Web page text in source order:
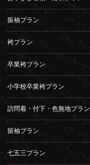
振袖プラン
袴プラン
卒業袴プラン
小学校卒業袴プラン
訪問着・付下・色無地プラン
留袖プラン
七五三プラン